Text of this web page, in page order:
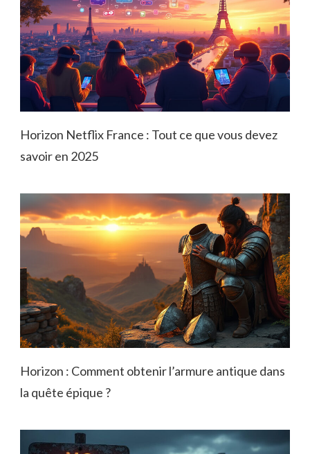
Horizon Netflix France : Tout ce que vous devez
savoir en 2025
Horizon : Comment obtenir l’armure antique dans
la quête épique ?